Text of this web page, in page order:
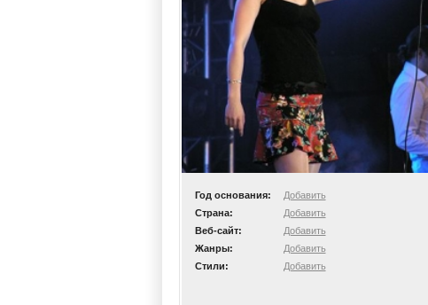
Год основания:
Добавить
Страна:
Добавить
Веб-сайт:
Добавить
Жанры:
Добавить
Стили:
Добавить